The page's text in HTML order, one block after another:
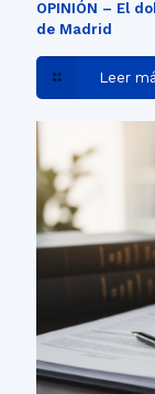
OPINIÓN – El
de Madrid
Leer